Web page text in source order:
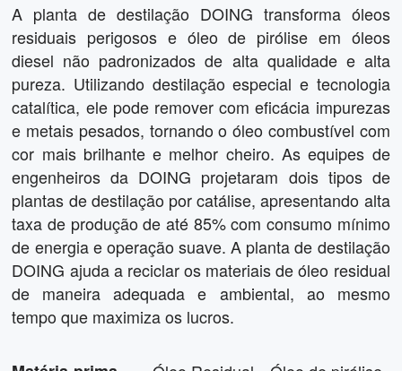
A planta de destilação DOING transforma óleos
residuais perigosos e óleo de pirólise em óleos
diesel não padronizados de alta qualidade e alta
pureza. Utilizando destilação especial e tecnologia
catalítica, ele pode remover com eficácia impurezas
e metais pesados, tornando o óleo combustível com
cor mais brilhante e melhor cheiro. As equipes de
engenheiros da DOING projetaram dois tipos de
plantas de destilação por catálise, apresentando alta
taxa de produção de até 85% com consumo mínimo
de energia e operação suave. A planta de destilação
DOING ajuda a reciclar os materiais de óleo residual
de maneira adequada e ambiental, ao mesmo
tempo que maximiza os lucros.